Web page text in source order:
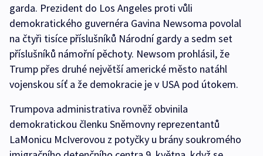
garda. Prezident do Los Angeles proti vůli
demokratického guvernéra Gavina Newsoma povolal
na čtyři tisíce příslušníků Národní gardy a sedm set
příslušníků námořní pěchoty. Newsom prohlásil, že
Trump přes druhé největší americké město natáhl
vojenskou síť a že demokracie je v USA pod útokem.
Trumpova administrativa rovněž obvinila
demokratickou členku Sněmovny reprezentantů
LaMonicu McIverovou z potyčky u brány soukromého